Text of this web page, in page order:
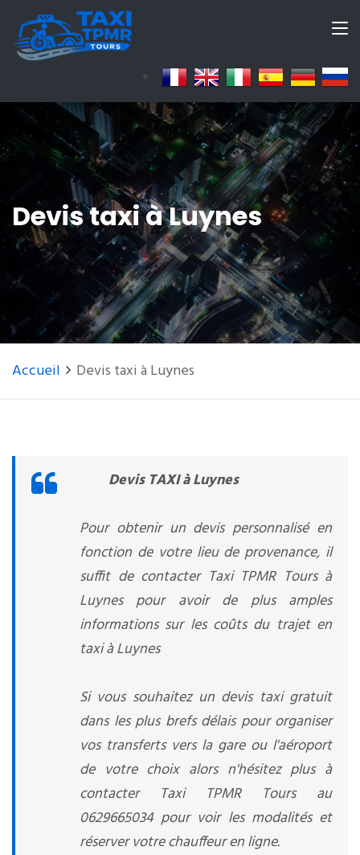
Devis taxi à Luynes
Accueil Devis taxi à Luynes
Devis TAXI à Luynes
Pour obtenir un devis personnalisé en
fonction de votre lieu de provenance, il
suffit de contacter Taxi TPMR Tours à
Luynes pour avoir de plus amples
informations sur les coûts du trajet en
taxi à Luynes
Si vous souhaitez un devis taxi gratuit
dans les plus brefs délais pour organiser
vos transferts vers la gare ou l'aéroport
de votre choix alors n'hésitez plus à
contacter Taxi TPMR Tours au
0629665034 pour voir les modalités et
réserver votre chauffeur en ligne.